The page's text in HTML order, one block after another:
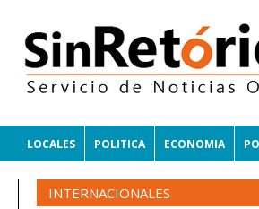
LOCALES POLITICA ECONOMIA
INTERNACIONALES